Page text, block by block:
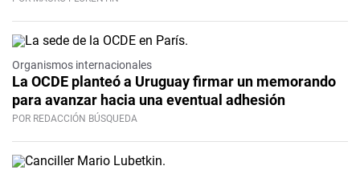
Organismos internacionales
La OCDE planteó a Uruguay firmar un memorando
para avanzar hacia una eventual adhesión
POR REDACCIÓN BÚSQUEDA